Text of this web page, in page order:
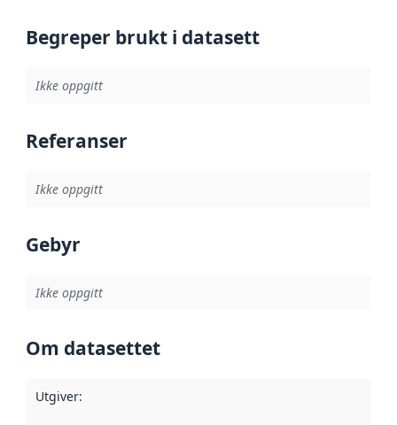
Begreper brukt i datasett
Ikke oppgitt
Referanser
Ikke oppgitt
Gebyr
Ikke oppgitt
Om datasettet
Utgiver: